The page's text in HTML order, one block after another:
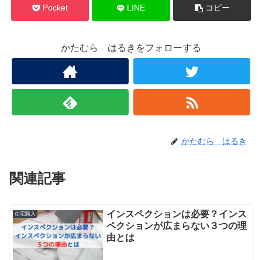
Pocket LINE コピー
かたむら はるきをフォローする
かたむら はるき
関連記事
住宅購入
インスペクションは必要？インス
ペクションが広まらない３つの理
由とは